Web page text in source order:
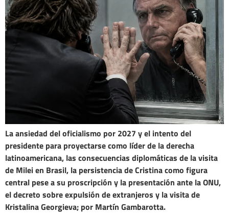
La ansiedad del oficialismo por 2027 y el intento del
presidente para proyectarse como líder de la derecha
latinoamericana, las consecuencias diplomáticas de la visita
de Milei en Brasil, la persistencia de Cristina como figura
central pese a su proscripción y la presentación ante la ONU,
el decreto sobre expulsión de extranjeros y la visita de
Kristalina Georgieva; por Martín Gambarotta.